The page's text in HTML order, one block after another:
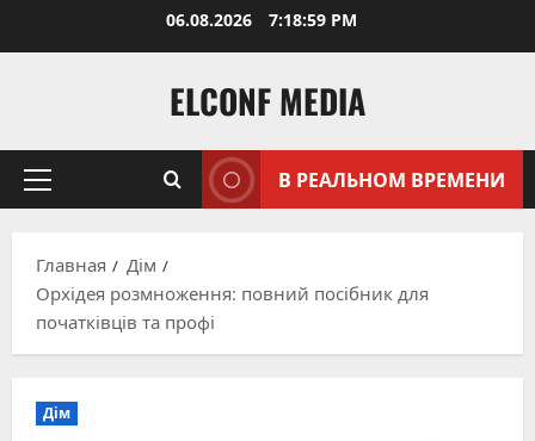
06.08.2026 7:19:01 PM
ELCONF MEDIA
Основное
В РЕАЛЬНОМ ВРЕМЕНИ
Главная
Дім
Орхідея розмноження: повний посібник для
початківців та профі
Дім